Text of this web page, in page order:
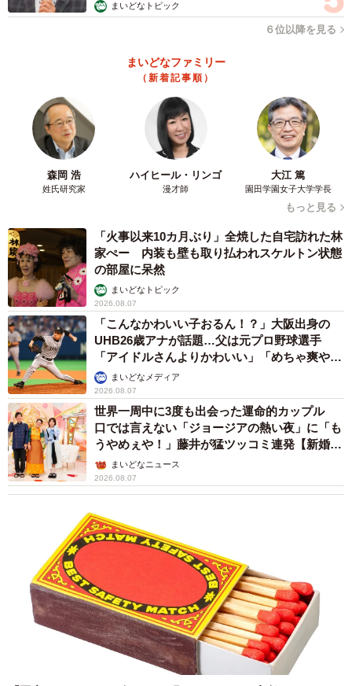
まいどなトピック
６位以降を見る
まいどなファミリー
（新着記事順）
森岡 浩
姓氏研究家
ハイヒール・リンゴ
漫才師
大江 篤
園田学園女子大学学長
もっと見る
「火事以来10カ月ぶり」全焼した自宅訪れた林
家ぺー 内装も壁も取り払われスケルトン状態
の部屋に呆然
まいどなトピック
2026.08.07
「こんなかわいい子おるん！？」大阪出身の
UHB26歳アナが話題…父は元プロ野球選手
「アイドルさんよりかわいい」「めちゃ爽や
か」まいどなメディア
2026.08.07
世界一周中に3度も出会った運命的カップル
口では言えない「ジョージアの熱い夜」に「も
うやめぇや！」藤井が猛ツッコミ連発【新婚さ
ん】まいどなニュース
2026.08.07